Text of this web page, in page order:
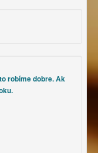
robíme dobre. Ak